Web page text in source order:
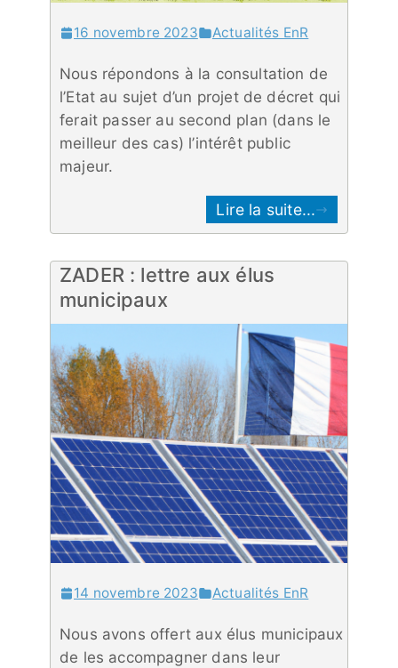
16 novembre 2023 Actualités EnR
Nous répondons à la consultation de
l’Etat au sujet d’un projet de décret qui
ferait passer au second plan (dans le
meilleur des cas) l’intérêt public
majeur.
Lire la suite...
ZADER : lettre aux élus
municipaux
14 novembre 2023 Actualités EnR
Nous avons offert aux élus municipaux
de les accompagner dans leur